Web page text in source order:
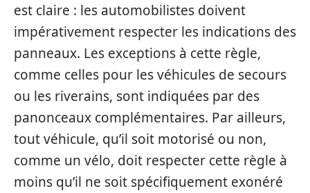
est claire : les automobilistes doivent
impérativement respecter les indications des
panneaux. Les exceptions à cette règle,
comme celles pour les véhicules de secours
ou les riverains, sont indiquées par des
panonceaux complémentaires. Par ailleurs,
tout véhicule, qu’il soit motorisé ou non,
comme un vélo, doit respecter cette règle à
moins qu’il ne soit spécifiquement exonéré